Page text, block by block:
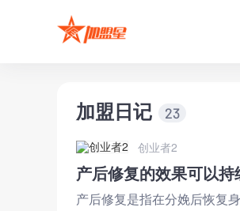
加盟日记 23
创业者2
产后修复的效果可以持
产后修复是指在分娩后恢复